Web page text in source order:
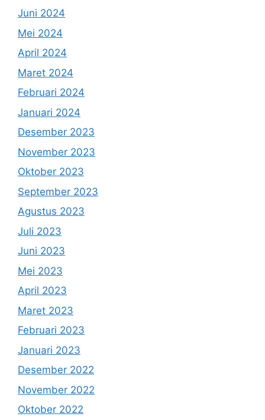
Juni 2024
Mei 2024
April 2024
Maret 2024
Februari 2024
Januari 2024
Desember 2023
November 2023
Oktober 2023
September 2023
Agustus 2023
Juli 2023
Juni 2023
Mei 2023
April 2023
Maret 2023
Februari 2023
Januari 2023
Desember 2022
November 2022
Oktober 2022